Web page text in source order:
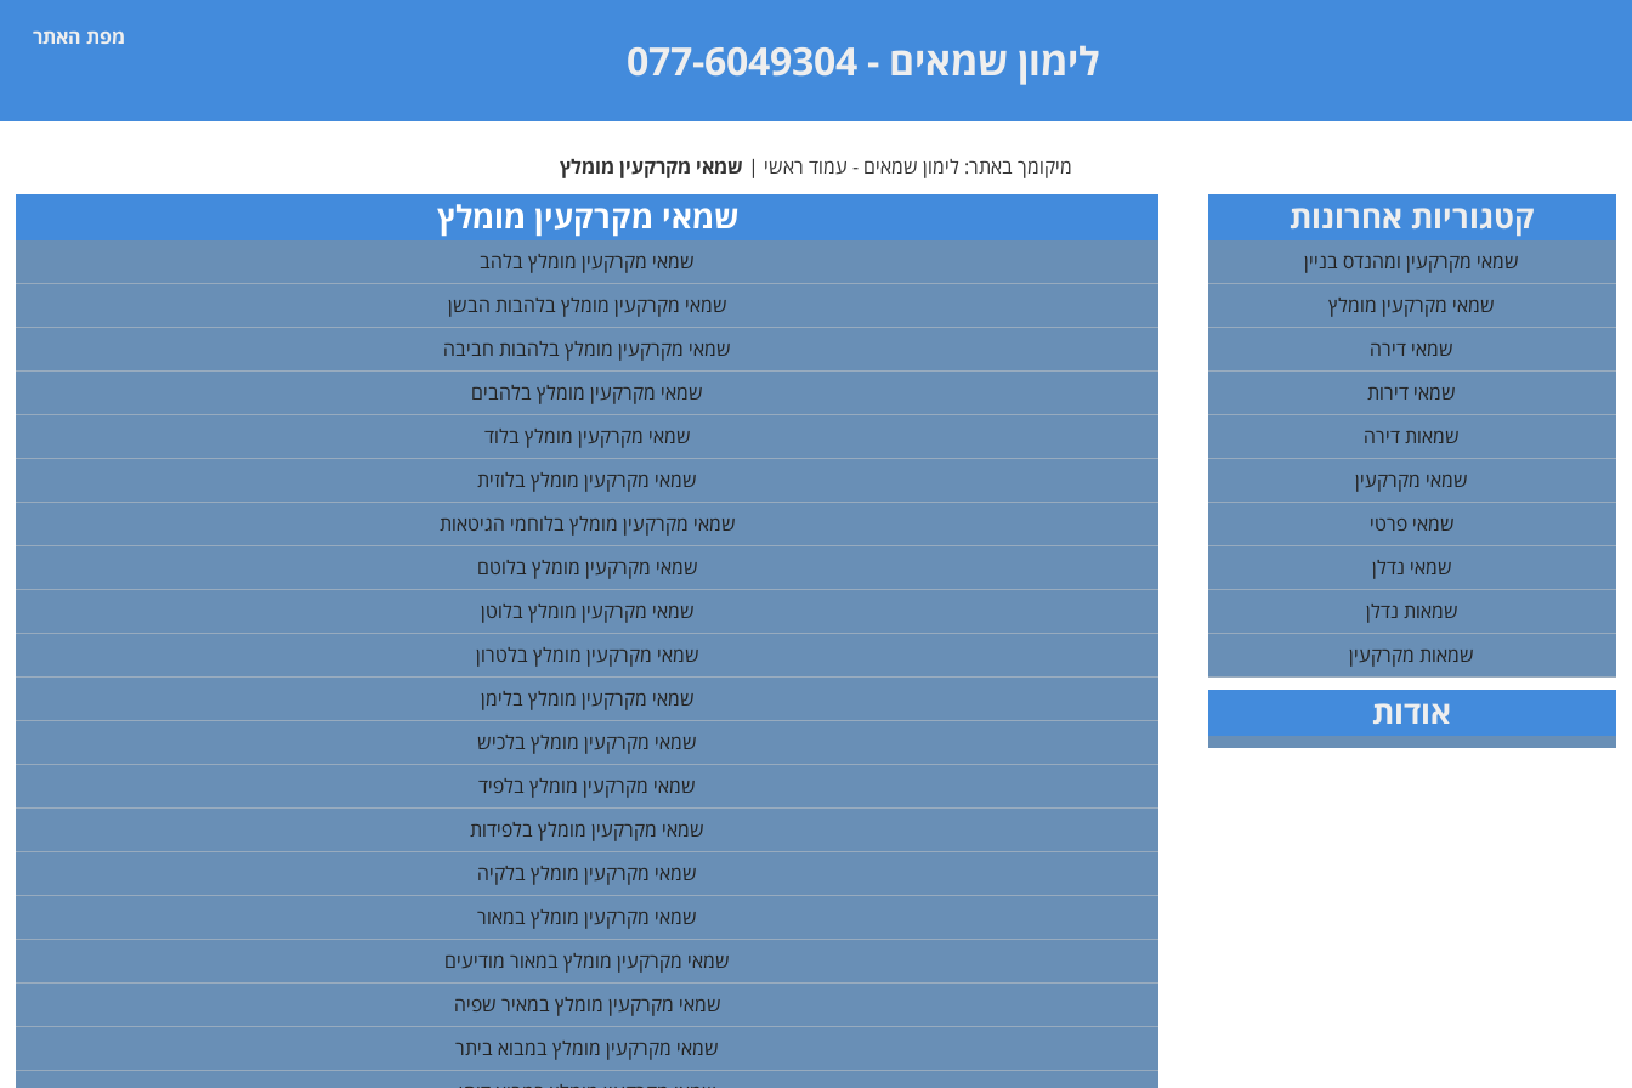
מפת האתר לימון שמאים - 077-6049304
מיקומך באתר: לימון שמאים - עמוד ראשי | שמאי מקרקעין מומלץ
שמאי מקרקעין מומלץ
שמאי מקרקעין מומלץ בלהב
שמאי מקרקעין מומלץ בלהבות הבשן
שמאי מקרקעין מומלץ בלהבות חביבה
שמאי מקרקעין מומלץ בלהבים
שמאי מקרקעין מומלץ בלוד
שמאי מקרקעין מומלץ בלוזית
שמאי מקרקעין מומלץ בלוחמי הגיטאות
שמאי מקרקעין מומלץ בלוטם
שמאי מקרקעין מומלץ בלוטן
שמאי מקרקעין מומלץ בלטרון
שמאי מקרקעין מומלץ בלימן
שמאי מקרקעין מומלץ בלכיש
שמאי מקרקעין מומלץ בלפיד
שמאי מקרקעין מומלץ בלפידות
שמאי מקרקעין מומלץ בלקיה
שמאי מקרקעין מומלץ במאור
שמאי מקרקעין מומלץ במאור מודיעים
שמאי מקרקעין מומלץ במאיר שפיה
שמאי מקרקעין מומלץ במבוא ביתר
קטגוריות אחרונות
שמאי מקרקעין ומהנדס בניין
שמאי מקרקעין מומלץ
שמאי דירה
שמאי דירות
שמאות דירה
שמאי מקרקעין
שמאי פרטי
שמאי נדלן
שמאות נדלן
שמאות מקרקעין
אודות